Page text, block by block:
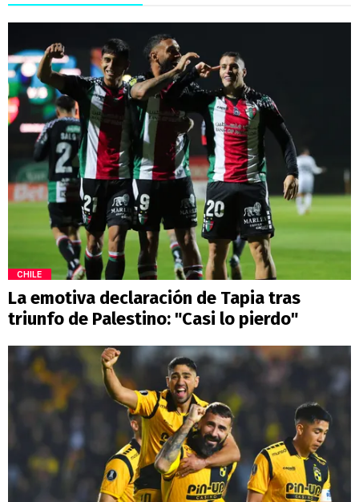
CHILE
La emotiva declaración de Tapia tras
triunfo de Palestino: "Casi lo pierdo"